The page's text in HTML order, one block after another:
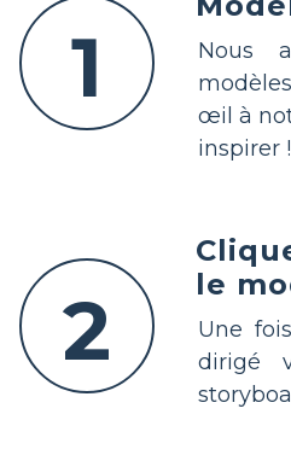
1
Nous
œil à
inspirer !
2
le
Une
dirigé